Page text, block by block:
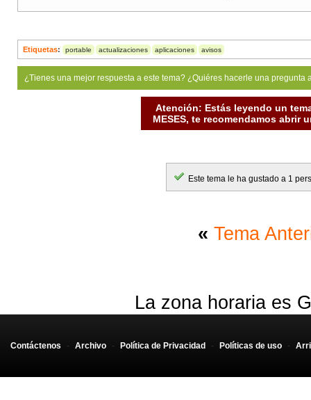
Etiquetas: portable actualizaciones aplicaciones avisos
¿Tienes una mejor respuesta a este tema? ¿Quiéres hacerle una
Atención: Estás leyendo un
MESES, te recomendamos abrir
Este tema le ha gustado a 1
« Tema
La zona horaria es
Contáctenos - Archivo - Política de Privacidad - Políticas de uso -